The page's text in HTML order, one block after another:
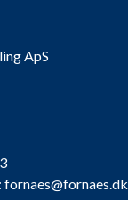
ApS
fornaes@fornaes.dk